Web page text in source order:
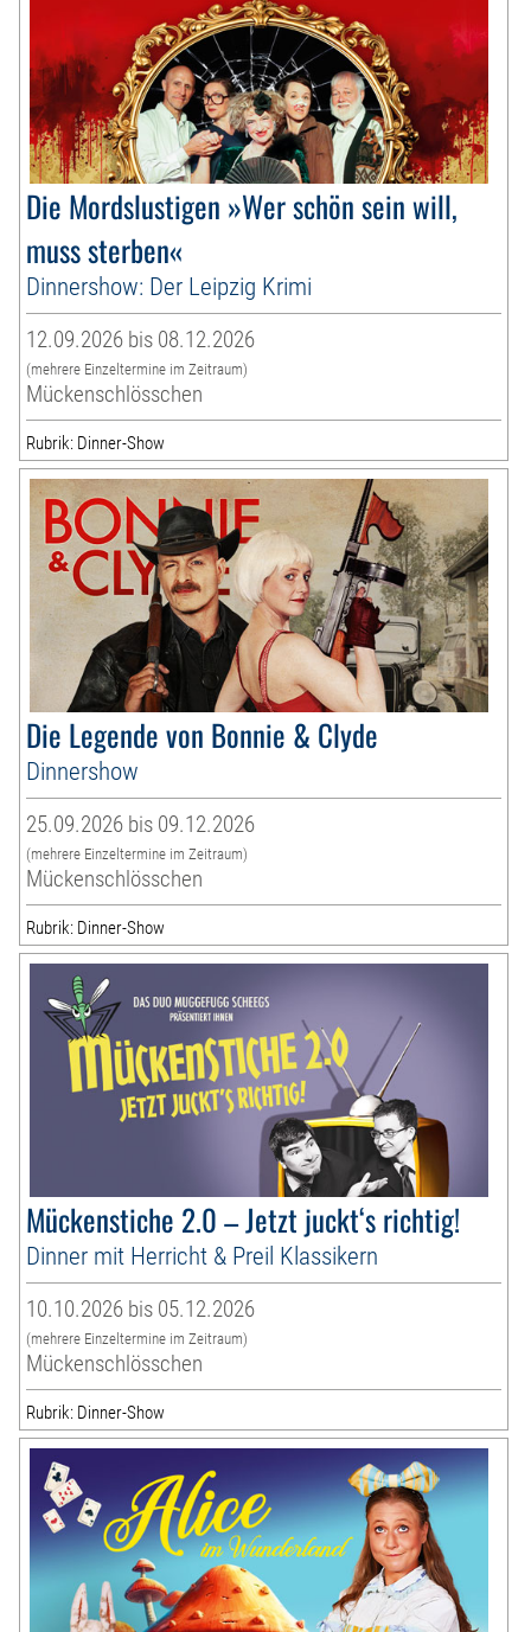
Die Mordslustigen »Wer schön sein will,
muss sterben«
Dinnershow: Der Leipzig Krimi
12.09.2026 bis 08.12.2026
(mehrere Einzeltermine im Zeitraum)
Mückenschlösschen
Rubrik: Dinner-Show
Die Legende von Bonnie & Clyde
Dinnershow
25.09.2026 bis 09.12.2026
(mehrere Einzeltermine im Zeitraum)
Mückenschlösschen
Rubrik: Dinner-Show
Mückenstiche 2.0 – Jetzt juckt‘s richtig!
Dinner mit Herricht & Preil Klassikern
10.10.2026 bis 05.12.2026
(mehrere Einzeltermine im Zeitraum)
Mückenschlösschen
Rubrik: Dinner-Show